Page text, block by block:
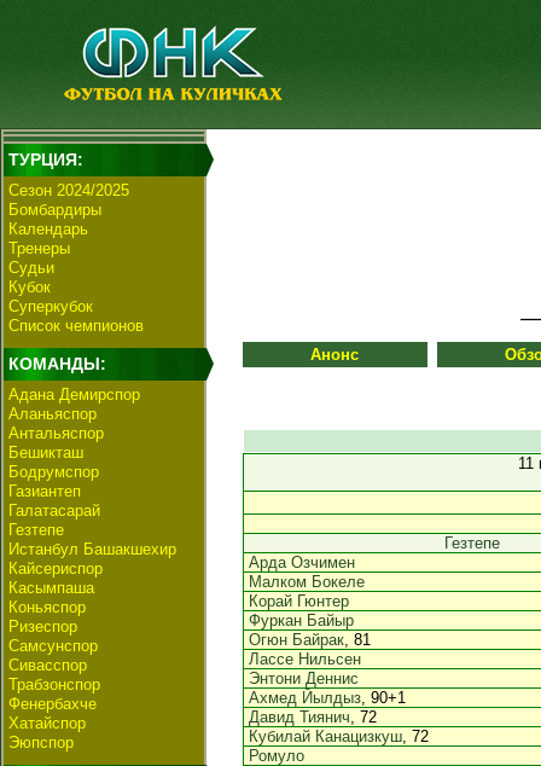
ТУРЦИЯ:
Сезон 2024/2025
Бомбардиры
Календарь
Тренеры
Судьи
Кубок
Суперкубок
Список чемпионов
КОМАНДЫ:
Адана Демирспор
Аланьяспор
Антальяспор
Бешикташ
Бодрумспор
Газиантеп
Галатасарай
Гезтепе
Истанбул Башакшехир
Кайсериспор
Касымпаша
Коньяспор
Ризеспор
Самсунспор
Сивасспор
Трабзонспор
Фенербахче
Хатайспор
Эюпспор
Анонс
Гезтепе
Арда Озчимен
Малком Бокеле
Корай Гюнтер
Фуркан Байыр
Огюн Байрак, 81
Лассе Нильсен
Энтони Деннис
Ахмед Йылдыз, 90+1
Давид Тиянич, 72
Кубилай Канацизкуш, 72
Ромуло